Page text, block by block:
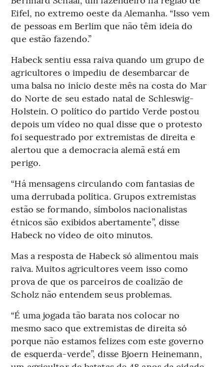
Eifel, no extremo oeste da Alemanha. “Isso vem
de pessoas em Berlim que não têm ideia do
que estão fazendo.”
Habeck sentiu essa raiva quando um grupo de
agricultores o impediu de desembarcar de
uma balsa no início deste mês na costa do Mar
do Norte de seu estado natal de Schleswig-
Holstein. O político do partido Verde postou
depois um vídeo no qual disse que o protesto
foi sequestrado por extremistas de direita e
alertou que a democracia alemã está em
perigo.
“Há mensagens circulando com fantasias de
uma derrubada política. Grupos extremistas
estão se formando, símbolos nacionalistas
étnicos são exibidos abertamente”, disse
Habeck no vídeo de oito minutos.
Mas a resposta de Habeck só alimentou mais
raiva. Muitos agricultores veem isso como
prova de que os parceiros de coalizão de
Scholz não entendem seus problemas.
“É uma jogada tão barata nos colocar no
mesmo saco que extremistas de direita só
porque não estamos felizes com este governo
de esquerda-verde”, disse Bjoern Heinemann,